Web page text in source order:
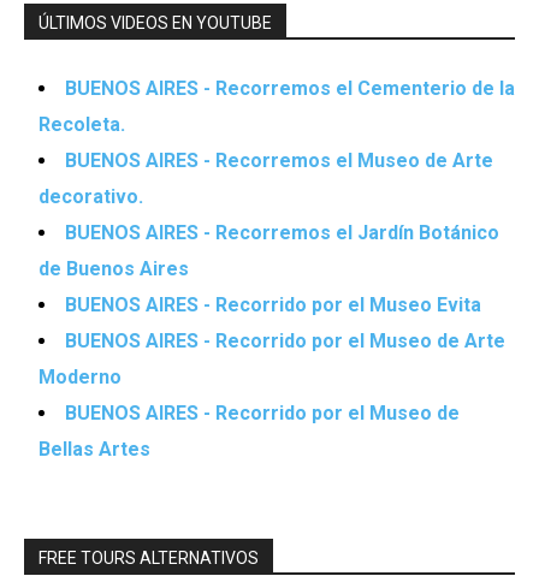
ÚLTIMOS VIDEOS EN YOUTUBE
BUENOS AIRES - Recorremos el Cementerio de la
Recoleta.
BUENOS AIRES - Recorremos el Museo de Arte
decorativo.
BUENOS AIRES - Recorremos el Jardín Botánico
de Buenos Aires
BUENOS AIRES - Recorrido por el Museo Evita
BUENOS AIRES - Recorrido por el Museo de Arte
Moderno
BUENOS AIRES - Recorrido por el Museo de
Bellas Artes
FREE TOURS ALTERNATIVOS